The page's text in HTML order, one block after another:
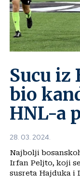
Sucu iz
bio
HNL-a
28. 03. 2024.
Najbolji
Irfan Peljto, koji
susreta Hajduka i